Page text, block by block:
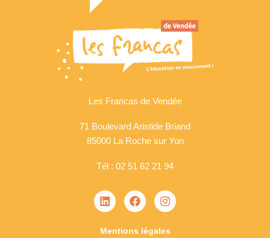
Les Francas de Vendée
71 Boulevard Aristide Briand
85000 La Roche sur Yon
Tél : 02 51 62 21 94
Mentions légales